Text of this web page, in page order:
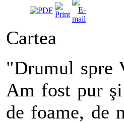
Cartea
"Drumul spre
Am fost pur
de foame, de